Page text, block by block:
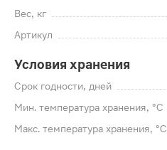
Вес, кг
Артикул
Условия хранения
Срок годности, дней
Мин. температура хранения, °C
Макс. температура хранения, °C